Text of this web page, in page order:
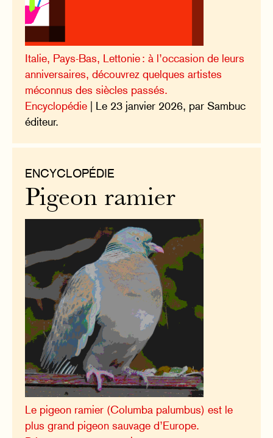
Italie, Pays-Bas, Lettonie : à l’occasion de leurs
anniversaires, découvrez quelques artistes
méconnus des siècles passés.
Encyclopédie | Le 23 janvier 2026, par Sambuc
éditeur.
ENCYCLOPÉDIE
Pigeon ramier
Le pigeon ramier (Columba palumbus) est le
plus grand pigeon sauvage d’Europe.